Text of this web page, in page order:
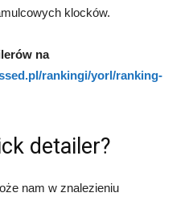
klocków.
na
rankingi/yorl/ranking-
detailer?
nam w znalezieniu